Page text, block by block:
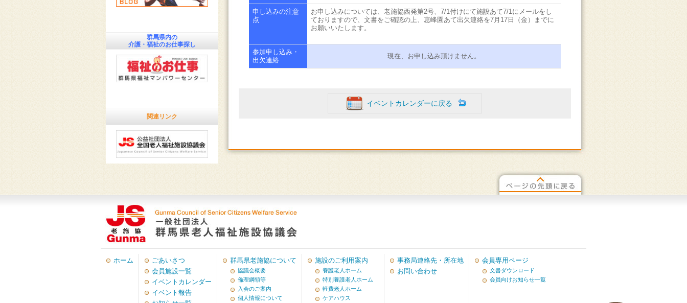
申し込みの注意
点
お申し込みについては、老施協西発第2号、7/1付けにて施設あて7/1にメールをし
ておりますので、文書をご確認の上、恵峰園あて出欠連絡を7月17日（金）までに
お願いいたします。
参加申し込み・
出欠連絡
現在、お申し込み頂けません。
イベントカレンダーに戻る
群馬県内の
介護・福祉のお仕事探し
関連リンク
ホーム
ごあいさつ
会員施設一覧
イベントカレンダー
イベント報告
群馬県老施協について
協議会概要
倫理綱領等
入会のご案内
個人情報について
施設のご利用案内
養護老人ホーム
特別養護老人ホーム
軽費老人ホーム
ケアハウス
事務局連絡先・所在地
お問い合わせ
会員専用ページ
文書ダウンロード
会員向けお知らせ一覧